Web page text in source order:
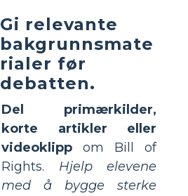
Gi relevante
bakgrunnsmate
rialer før
debatten.
Del primærkilder,
korte artikler eller
videoklipp om Bill of
Rights. Hjelp elevene
med å bygge sterke